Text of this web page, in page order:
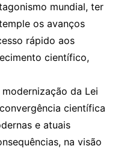
mundial, ter
os avanços
rápido aos
científico,
da Lei
científica
e atuais
na visão